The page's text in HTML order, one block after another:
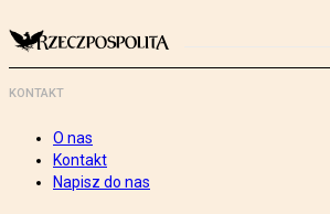
KONTAKT
O nas
Kontakt
Napisz do nas